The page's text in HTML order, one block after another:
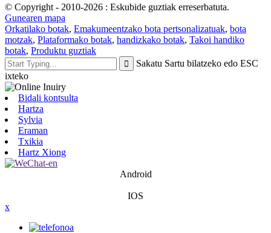
© Copyright - 2010-2026 : Eskubide guztiak erreserbatuta.
Gunearen mapa
Orkatilako botak, Emakumeentzako bota pertsonalizatuak, bota
motzak, Plataformako botak, handizkako botak, Takoi handiko
botak, Produktu guztiak
Sakatu Sartu bilatzeko edo ESC
ixteko
Bidali kontsulta
Hartza
Sylvia
Eraman
Txikia
Hartz Xiong
Android
IOS
x